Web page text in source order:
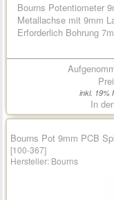
Bourns Potentiometer
Metallachse mit 9mm
Erforderlich Bohrung
inkl. 19%
In
Bourns Pot 9mm PCB
[100-367]
Hersteller: Bourns